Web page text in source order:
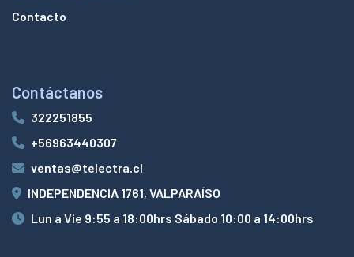
Contacto
Contáctanos
322251855
+56963440307
ventas@telectra.cl
INDEPENDENCIA 1761, VALPARAÍSO
Lun a Vie 9:55 a 18:00hrs Sábado 10:00 a 14:00hrs